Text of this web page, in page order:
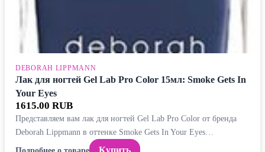
DEBORAH LIPPMANN
Лак для ногтей Gel Lab Pro Color 15мл: Smoke Gets In
Your Eyes
1615.00 RUB
Представляем вам лак для ногтей Gel Lab Pro Color от бренда
Deborah Lippmann в оттенке Smoke Gets In Your Eyes…
Подробнее о товаре
Купить